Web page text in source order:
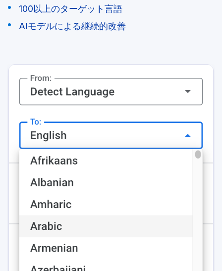
100以上のターゲット言語
AIモデルによる継続的改善